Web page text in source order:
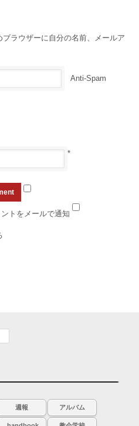
ラウザーに自分の名前、メールア
Anti-Spam
*
トをメールで通知
週報 アルバム